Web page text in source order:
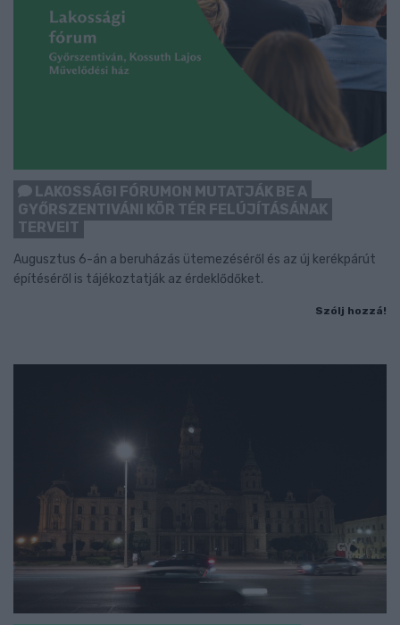
LAKOSSÁGI FÓRUMON MUTATJÁK BE A
GYŐRSZENTIVÁNI KÖR TÉR FELÚJÍTÁSÁNAK
TERVEIT
Augusztus 6-án a beruházás ütemezéséről és az új kerékpárút
építéséről is tájékoztatják az érdeklődőket.
Szólj hozzá!